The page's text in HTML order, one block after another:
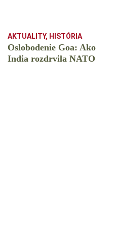
AKTUALITY, HISTÓRIA
Oslobodenie Goa: Ako
India rozdrvila NATO